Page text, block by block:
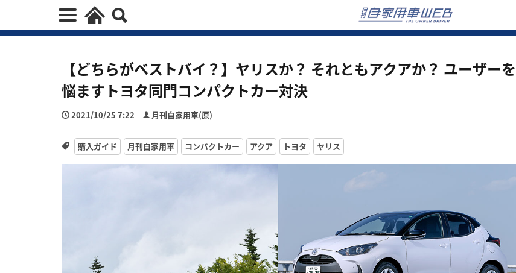
【どちらがベストバイ？】ヤリスか？ それともアクアか？ ユーザーを
悩ますトヨタ同門コンパクトカー対決
2021/10/25 7:22 月刊自家用車(原)
購入ガイド 月刊自家用車 コンパクトカー アクア トヨタ ヤリス